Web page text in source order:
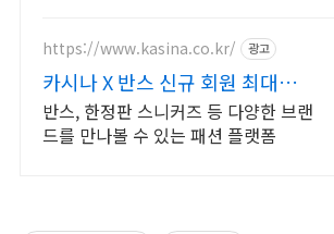
https://www.kasina.co.kr/ 광고
카시나 X 반스 신규 회원 최대
20% 할인
반스, 한정판 스니커즈 등 다양한 브랜
드를 만나볼 수 있는 패션 플랫폼